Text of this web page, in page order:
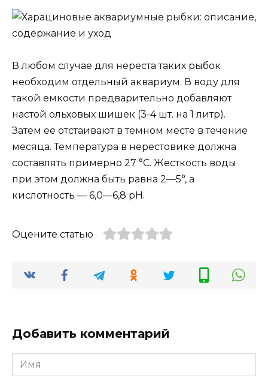
В любом случае для нереста таких рыбок
необходим отдельный аквариум. В воду для
такой емкости предварительно добавляют
настой ольховых шишек (3-4 шт. на 1 литр).
Затем ее отстаивают в темном месте в течение
месяца. Температура в нерестовике должна
составлять примерно 27 °С. Жесткость воды
при этом должна быть равна 2—5°, а
кислотность — 6,0—6,8 рН.
Оцените статью
Добавить комментарий
Имя
*